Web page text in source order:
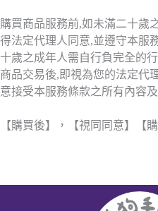
購買商品服務前,如未滿二十歲
得法定代理人同意,並遵守本服
十歲之成年人需自行負完全的
商品交易後,即視為您的法定代
意接受本服務條款之所有內容
【購買後】，【視同同意】【